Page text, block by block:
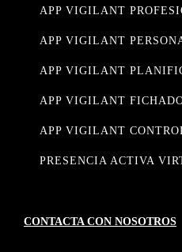
APP VIGILANT
APP VIGILANT
APP VIGILANT
APP VIGILANT
APP VIGILANT
PRESENCIA ACTIVA
CONTACTA CON NOSOTROS